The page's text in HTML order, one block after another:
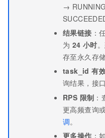
→
结果链接 ：
为 24 小时
存至永久存
task_id 有
询结果，接
RPS 限制
更高频查询
调。
更多操作 ：